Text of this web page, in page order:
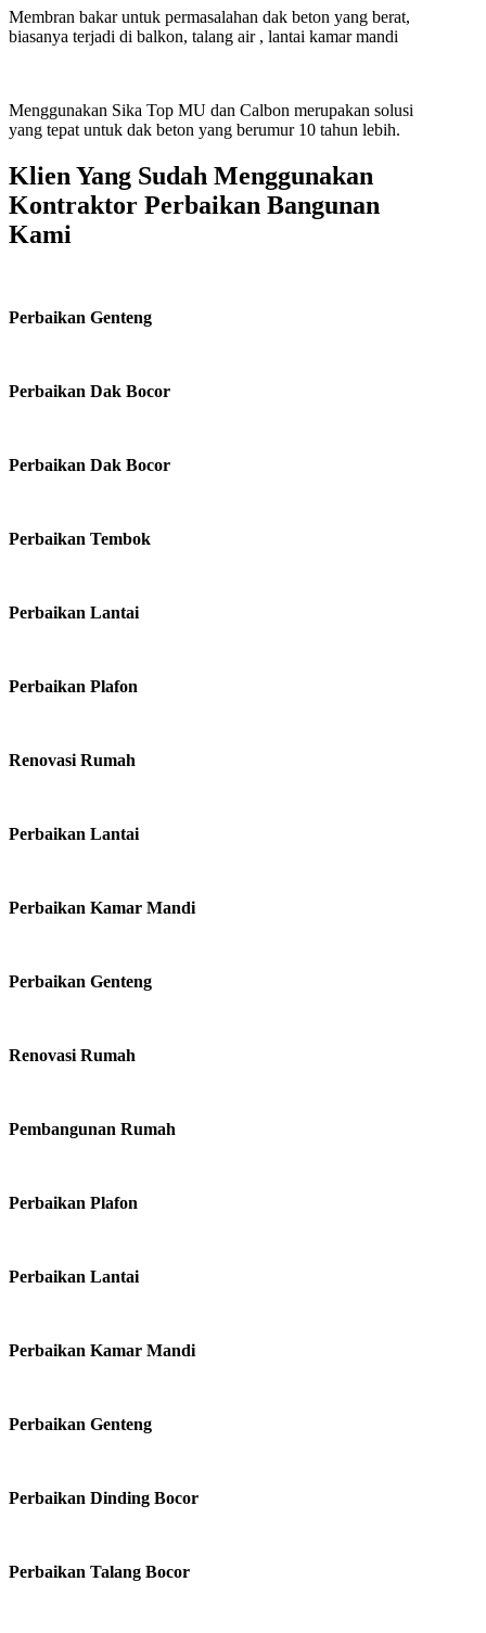
Membran bakar untuk permasalahan dak beton yang berat,
biasanya terjadi di balkon, talang air , lantai kamar mandi
Menggunakan Sika Top MU dan Calbon merupakan solusi
yang tepat untuk dak beton yang berumur 10 tahun lebih.
Klien Yang Sudah Menggunakan
Kontraktor Perbaikan Bangunan
Kami
Perbaikan Genteng
Perbaikan Dak Bocor
Perbaikan Dak Bocor
Perbaikan Tembok
Perbaikan Lantai
Perbaikan Plafon
Renovasi Rumah
Perbaikan Lantai
Perbaikan Kamar Mandi
Perbaikan Genteng
Renovasi Rumah
Pembangunan Rumah
Perbaikan Plafon
Perbaikan Lantai
Perbaikan Kamar Mandi
Perbaikan Genteng
Perbaikan Dinding Bocor
Perbaikan Talang Bocor